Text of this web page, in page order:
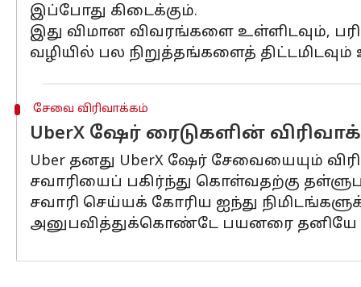
இப்போது கிடைக்கும்.
இது விமான விவரங்களை உள்ளிடவும்,
வழியில் பல நிறுத்தங்களைத்
சேவை விரிவாக்கம்
UberX ஷேர் ரைடுகளின்
Uber தனது UberX ஷேர் சேவையையும்
சவாரியைப் பகிர்ந்து கொள்வதற்கு
சவாரி செய்யக் கோரிய ஐந்து
அனுபவித்துக்கொண்டே பயனரை தனியே